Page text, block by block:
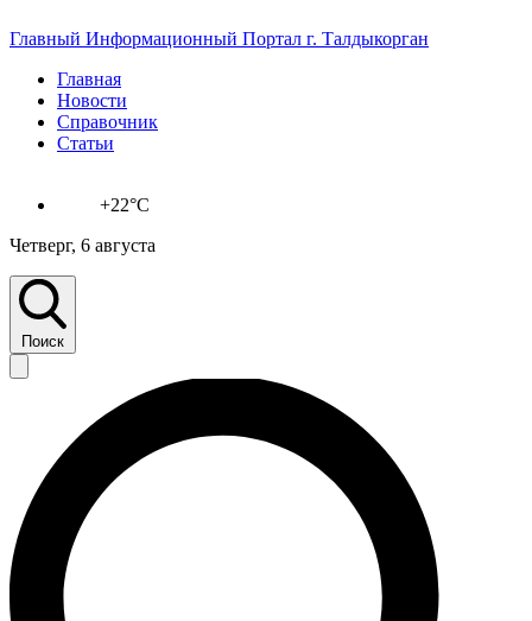
Главный Информационный Портал г. Талдыкорган
Главная
Новости
Справочник
Статьи
+22°C
Четверг, 6 августа
Поиск